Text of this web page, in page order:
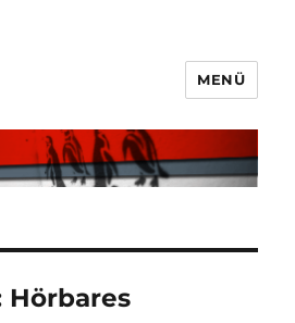
MENÜ
Hörbares